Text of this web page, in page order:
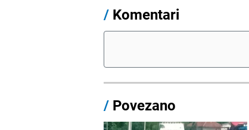
/ Komentari
/ Povezano